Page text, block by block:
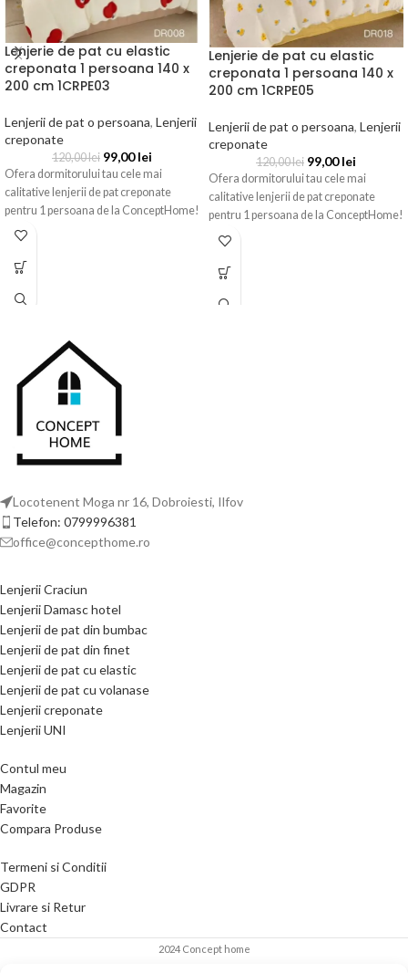
Lenjerie de pat cu elastic
creponata 1 persoana 140 x
200 cm 1CRPE03
Lenjerii de pat o persoana, Lenjerii
creponate
120,00lei 99,00lei
Ofera dormitorului tau cele mai
calitative lenjerii de pat creponate
pentru 1 persoana de la ConceptHome!
Lenjerie de pat cu elastic
creponata 1 persoana 140 x
200 cm 1CRPE05
Lenjerii de pat o persoana, Lenjerii
creponate
120,00lei 99,00lei
Ofera dormitorului tau cele mai
calitative lenjerii de pat creponate
pentru 1 persoana de la ConceptHome!
Locotenent Moga nr 16, Dobroiesti, Ilfov
Telefon: 0799996381
office@concepthome.ro
Lenjerii Craciun
Lenjerii Damasc hotel
Lenjerii de pat din bumbac
Lenjerii de pat din finet
Lenjerii de pat cu elastic
Lenjerii de pat cu volanase
Lenjerii creponate
Lenjerii UNI
Contul meu
Magazin
Favorite
Compara Produse
Termeni si Conditii
GDPR
Livrare si Retur
Contact
2024 Concept home